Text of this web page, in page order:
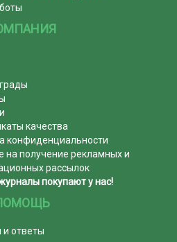
качества
конфиденциальности
на получение рекламных и
рассылок
покупают у нас!
и ответы